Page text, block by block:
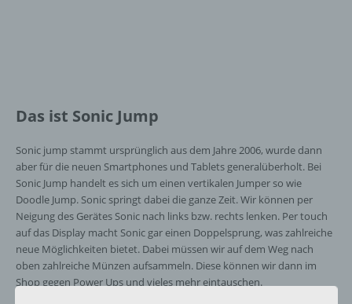
Das ist Sonic Jump
Sonic jump stammt ursprünglich aus dem Jahre 2006, wurde dann
aber für die neuen Smartphones und Tablets generalüberholt. Bei
Sonic Jump handelt es sich um einen vertikalen Jumper so wie
Doodle Jump. Sonic springt dabei die ganze Zeit. Wir können per
Neigung des Gerätes Sonic nach links bzw. rechts lenken. Per touch
auf das Display macht Sonic gar einen Doppelsprung, was zahlreiche
neue Möglichkeiten bietet. Dabei müssen wir auf dem Weg nach
oben zahlreiche Münzen aufsammeln. Diese können wir dann im
Shop gegen Power Ups und vieles mehr eintauschen.